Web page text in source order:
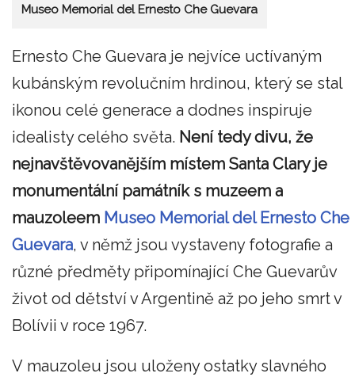
Museo Memorial del Ernesto Che Guevara
Ernesto Che Guevara je nejvíce uctívaným
kubánským revolučním hrdinou, který se stal
ikonou celé generace a dodnes inspiruje
idealisty celého světa. Není tedy divu, že
nejnavštěvovanějším místem Santa Clary je
monumentální památník s muzeem a
mauzoleem Museo Memorial del Ernesto Che
Guevara, v němž jsou vystaveny fotografie a
různé předměty připomínající Che Guevarův
život od dětství v Argentině až po jeho smrt v
Bolívii v roce 1967.
V mauzoleu jsou uloženy ostatky slavného